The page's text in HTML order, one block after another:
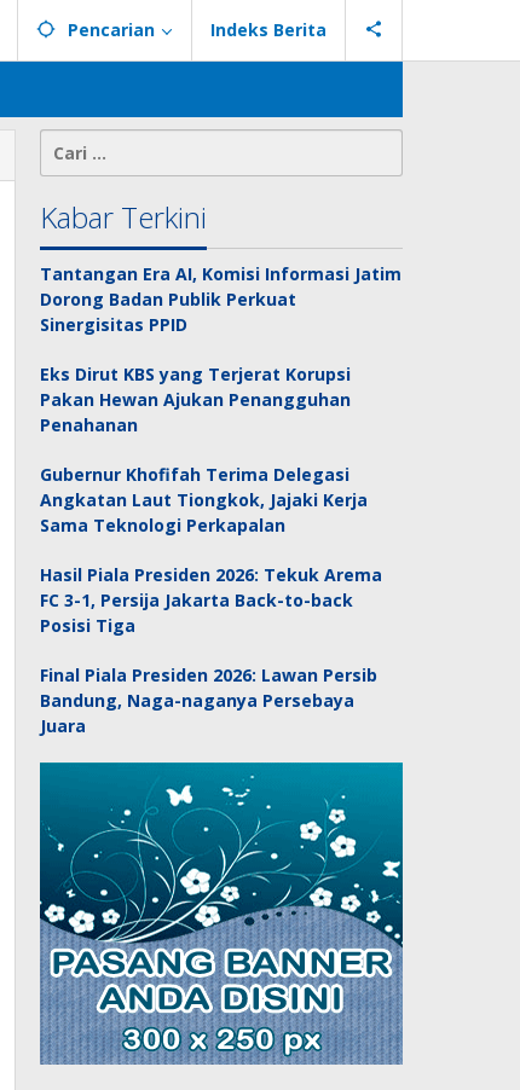
Pencarian Indeks Berita
Cari
untuk:
Kabar Terkini
Tantangan Era AI, Komisi Informasi Jatim
Dorong Badan Publik Perkuat
Sinergisitas PPID
Eks Dirut KBS yang Terjerat Korupsi
Pakan Hewan Ajukan Penangguhan
Penahanan
Gubernur Khofifah Terima Delegasi
Angkatan Laut Tiongkok, Jajaki Kerja
Sama Teknologi Perkapalan
Hasil Piala Presiden 2026: Tekuk Arema
FC 3-1, Persija Jakarta Back-to-back
Posisi Tiga
Final Piala Presiden 2026: Lawan Persib
Bandung, Naga-naganya Persebaya
Juara